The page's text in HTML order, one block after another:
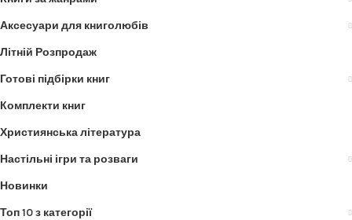
Аксесуари для книголюбів
Літній Розпродаж
Готові підбірки книг
Комплекти книг
Християнська література
Настільні ігри та розваги
Новинки
Топ 10 з категорії